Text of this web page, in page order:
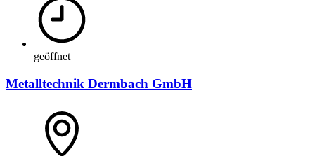
geöffnet
Metalltechnik Dermbach GmbH